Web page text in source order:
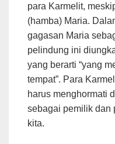
para Karmelit,
(hamba) Maria.
gagasan Maria
pelindung ini
yang berarti “yang
tempat”. Para
harus menghormati
sebagai pemilik dan
kita.